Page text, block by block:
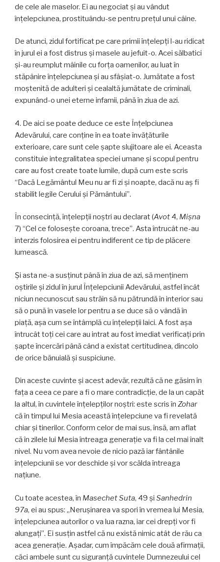
de cele ale maselor. Ei au negociat şi au vândut
înţelepciunea, prostituându-se pentru prețul unui câine.
De atunci, zidul fortificat pe care primii înţelepţi l-au ridicat
în jurul ei a fost distrus şi masele au jefuit-o. Acei sălbatici
și-au reumplut mâinile cu forța oamenilor, au luat în
stăpânire înţelepciunea și au sfâşiat-o. Jumătate a fost
moștenită de adulteri și cealaltă jumătate de criminali,
expunând-o unei eterne infamii, până în ziua de azi.
4. De aici se poate deduce ce este Înţelpciunea
Adevărului, care conţine în ea toate învăţăturile
exterioare, care sunt cele şapte slujitoare ale ei. Aceasta
constituie integralitatea speciei umane și scopul pentru
care au fost create toate lumile, după cum este scris
“Dacă Legământul Meu nu ar fi zi și noapte, dacă nu aş fi
stabilit legile Cerului și Pământului”.
În consecință, înțelepții noștri au declarat (Avot 4, Mişna
7) “Cel ce folosește coroana, trece”. Asta întrucât ne-au
interzis folosirea ei pentru indiferent ce tip de plăcere
lumească.
Și asta ne-a susţinut până în ziua de azi, să menţinem
oştirile şi zidul în jurul Înțelepciunii Adevărului, astfel încât
niciun necunoscut sau străin să nu pătrundă în interior sau
să o pună în vasele lor pentru a se duce să o vândă în
piaţă, aşa cum se întâmplă cu înțelepții laici. A fost aşa
întrucât toţi cei care au intrat au fost imediat verificaţi prin
șapte încercări până când a existat certitudinea, dincolo
de orice bănuială și suspiciune.
Din aceste cuvinte și acest adevăr, rezultă că ne găsim în
faţa a ceea ce pare a fi o mare contradicție, de la un capăt
la altul, în cuvintele înțelepților noștri: este scris în Zohar
că în timpul lui Mesia această înțelepciune va fi revelată
chiar și tinerilor. Conform celor de mai sus, însă, am aflat
că în zilele lui Mesia întreaga generație va fi la cel mai înalt
nivel. Nu vom avea nevoie de nicio pază iar fântânile
înţelepciunii se vor deschide şi vor scălda întreaga
naţiune.
Cu toate acestea, în Masechet Suta, 49 și Sanhedrin
97a, ei au spus: „Nerușinarea va spori în vremea lui Mesia,
înțelepciunea autorilor o va lua razna, iar cei drepți vor fi
alungați”. Ei susţin astfel că nu există nimic atât de rău ca
acea generație. Aşadar, cum împăcăm cele două afirmații,
căci ambele sunt cu siguranță cuvintele Dumnezeului cel